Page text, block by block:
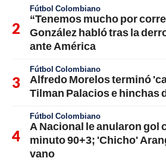
Fútbol Colombiano
“Tenemos mucho por
González habló tras la
ante América
Fútbol Colombiano
Alfredo Morelos terminó
Tilman Palacios e hinchas
Fútbol Colombiano
A Nacional le anularon gol
minuto 90+3; 'Chicho'
vano